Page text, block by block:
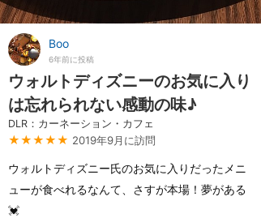
Boo
6年前に投稿
ウォルトディズニーのお気に入り
は忘れられない感動の味♪
DLR：カーネーション・カフェ
★★★★★ 2019年9月に訪問
ウォルトディズニー氏のお気に入りだったメニ
ューが食べれるなんて、さすが本場！夢がある
💓